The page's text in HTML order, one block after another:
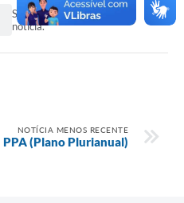
Seja o primeiro a curtir esta
notícia.
NOTÍCIA MENOS RECENTE
PPA (Plano Plurianual)